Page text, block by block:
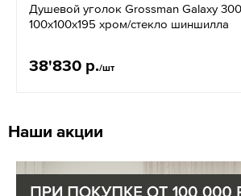
Душевой уголок Grossman Galaxy
100x100x195 хром/стекло шиншилла
38'830 р./шт
Наши акции